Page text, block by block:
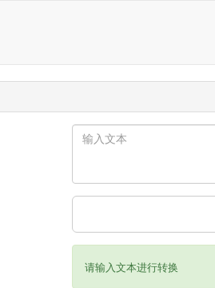
请输入文本进行转换